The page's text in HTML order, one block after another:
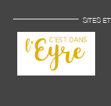
SITES